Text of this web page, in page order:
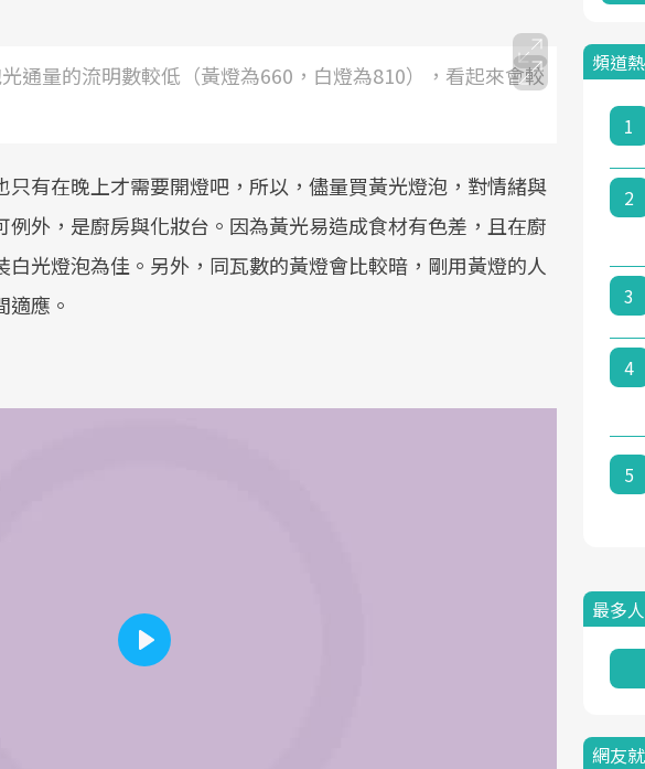
通量的流明數較低（黃燈為660，白燈為810），看起來會較
只有在晚上才需要開燈吧，所以，儘量買黃光燈泡，對情緒與
外，是廚房與化妝台。因為黃光易造成食材有色差，且在廚
光燈泡為佳。另外，同瓦數的黃燈會比較暗，剛用黃燈的人
應。
Play
頻道
1
2
3
4
5
最多
網友